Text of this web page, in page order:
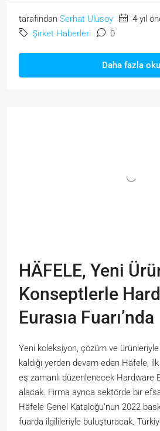
tarafından Serhat Ulusoy
4 yıl
Şirket Haberleri
0
Daha fazla oku
HÄFELE, Yeni
Konseptlerle
Eurasıa Fuarı’nda
Yeni koleksiyon, çözüm ve ürünleriyle
kaldığı yerden devam eden Häfele, ilk
eş zamanlı düzenlenecek Hardware
alacak. Firma ayrıca sektörde bir
Häfele Genel Kataloğu’nun 2022
fuarda ilgilileriyle buluşturacak.